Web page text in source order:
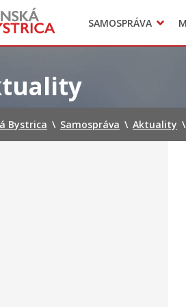
SAMOSPRÁVA
Oznamy
Mladí BB
Head of Municipal
Bystrica \ Samospráva \ Aktuality \